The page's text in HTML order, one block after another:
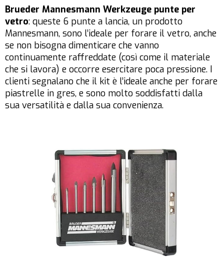
Brueder Mannesmann Werkzeuge punte per
vetro: queste 6 punte a lancia, un prodotto
Mannesmann, sono l’ideale per forare il vetro, anche
se non bisogna dimenticare che vanno
continuamente raffreddate (così come il materiale
che si lavora) e occorre esercitare poca pressione. I
clienti segnalano che il kit è l’ideale anche per forare
piastrelle in gres, e sono molto soddisfatti dalla
sua versatilità e dalla sua convenienza.